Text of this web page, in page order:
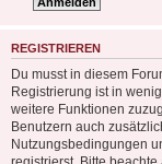
REGISTRIEREN
Du musst in diesem
Registrierung ist in
weitere Funktionen
Benutzern auch
Nutzungsbedingungen